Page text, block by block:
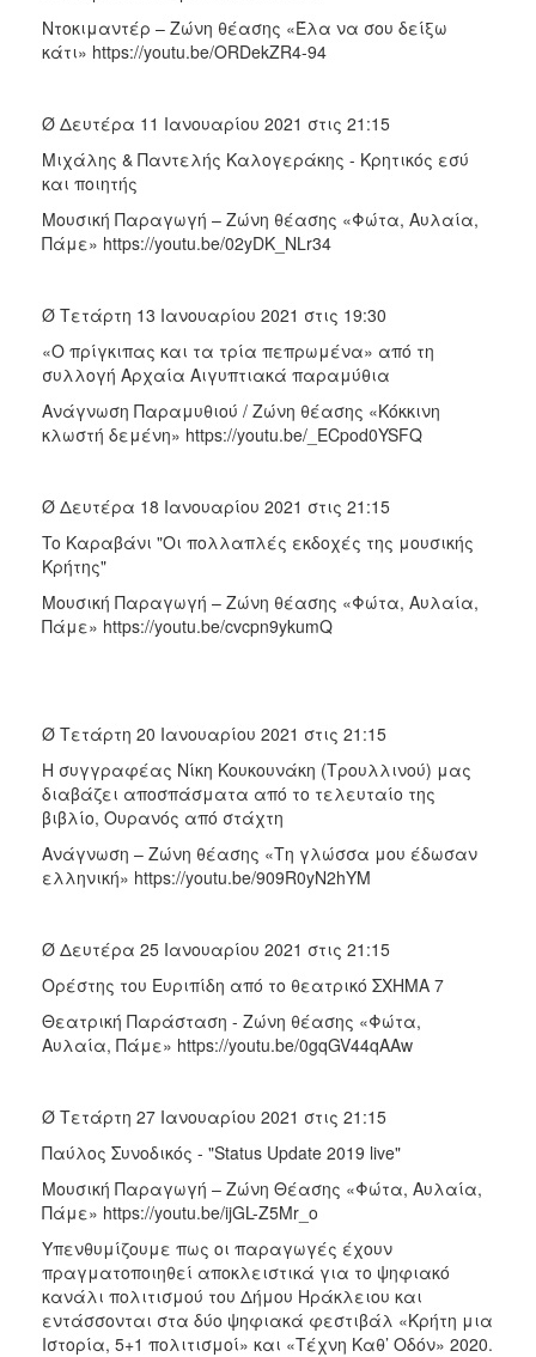
Ντοκιμαντέρ – Ζώνη θέασης «Έλα να σου δείξω
κάτι» https://youtu.be/ORDekZR4-94
Ø Δευτέρα 11 Ιανουαρίου 2021 στις 21:15
Μιχάλης & Παντελής Καλογεράκης - Κρητικός εσύ
και ποιητής
Μουσική Παραγωγή – Ζώνη θέασης «Φώτα, Αυλαία,
Πάμε» https://youtu.be/02yDK_NLr34
Ø Τετάρτη 13 Ιανουαρίου 2021 στις 19:30
«Ο πρίγκιπας και τα τρία πεπρωμένα» από τη
συλλογή Αρχαία Αιγυπτιακά παραμύθια
Ανάγνωση Παραμυθιού / Ζώνη θέασης «Κόκκινη
κλωστή δεμένη» https://youtu.be/_ECpod0YSFQ
Ø Δευτέρα 18 Ιανουαρίου 2021 στις 21:15
To Καραβάνι "Οι πολλαπλές εκδοχές της μουσικής
Κρήτης"
Μουσική Παραγωγή – Ζώνη θέασης «Φώτα, Αυλαία,
Πάμε» https://youtu.be/cvcpn9ykumQ
Ø Τετάρτη 20 Ιανουαρίου 2021 στις 21:15
Η συγγραφέας Νίκη Κουκουνάκη (Τρουλλινού) μας
διαβάζει αποσπάσματα από το τελευταίο της
βιβλίο, Ουρανός από στάχτη
Ανάγνωση – Ζώνη θέασης «Τη γλώσσα μου έδωσαν
ελληνική» https://youtu.be/909R0yN2hYM
Ø Δευτέρα 25 Ιανουαρίου 2021 στις 21:15
Ορέστης του Ευριπίδη από το θεατρικό ΣΧΗΜΑ 7
Θεατρική Παράσταση - Ζώνη θέασης «Φώτα,
Αυλαία, Πάμε» https://youtu.be/0gqGV44qAAw
Ø Τετάρτη 27 Ιανουαρίου 2021 στις 21:15
Παύλος Συνοδικός - "Status Update 2019 live"
Μουσική Παραγωγή – Ζώνη Θέασης «Φώτα, Αυλαία,
Πάμε» https://youtu.be/ijGL-Z5Mr_o
Υπενθυμίζουμε πως οι παραγωγές έχουν
πραγματοποιηθεί αποκλειστικά για το ψηφιακό
κανάλι πολιτισμού του Δήμου Ηράκλειου και
εντάσσονται στα δύο ψηφιακά φεστιβάλ «Κρήτη μια
Ιστορία, 5+1 πολιτισμοί» και «Τέχνη Καθ’ Οδόν» 2020.